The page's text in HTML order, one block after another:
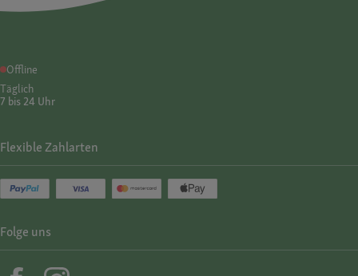
Offline
Täglich
7 bis 24 Uhr
Flexible Zahlarten
Folge uns